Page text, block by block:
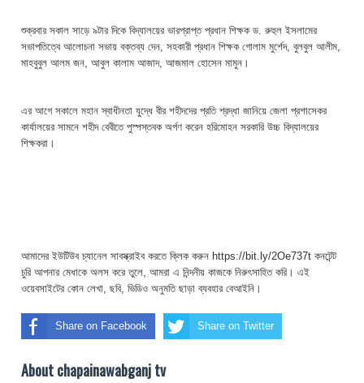
শুক্রবার সকাল সাড়ে ৯টার দিকে বিদ্যালয়ের ভারপ্রাপ্ত প্রধান শিক্ষক ড. রুহুল ইসলামের
সভাপতিত্বে আলোচনা সভায় বক্তব্য দেন, সহকারী প্রধান শিক্ষক গোলাম মুর্শেদ, বুলবুল আলীম,
মাহবুবুল আলম জন, আবুল কালাম আজাদ, আজমাল হোসেন মামুন।
এর আগে সকালে মহান স্বাধীনতা যুদ্ধে বীর শহীদদের প্রতি শ্রদ্ধা জানিয়ে জেলা প্রশাসেকর
কার্যালয়ের সামনে শহীদ বেবীতে পুস্পস্তবক অর্পণ করেন হরিমোহন সরকারি উচ্চ বিদ্যালয়ের
শিক্ষকরা।
আমাদের ইউটিউব চ্যানেল সাবস্ক্রাইব করতে ক্লিক করুন https://bit.ly/2Oe737t কনটেন্ট
চুরি আপনার মেধাকে অলস করে তুলে, আমরা এ নিন্দনীয় কাজকে নিরুৎসাহিত করি। এই
ওয়েবসাইটের কোন লেখা, ছবি, ভিডিও অনুমতি ছাড়া ব্যবহার বেআইনি।
Share on Facebook Share on Twitter
About chapainawabganj tv